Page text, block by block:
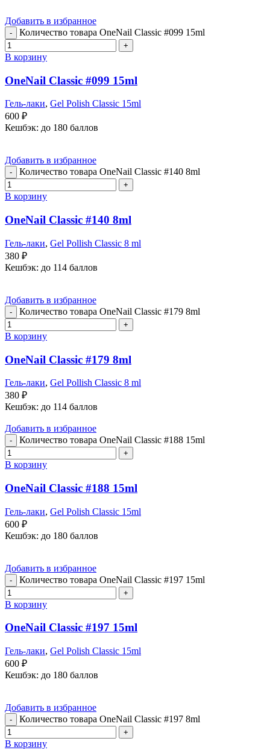
Добавить в избранное
Количество товара OneNail Classic #099 15ml
В корзину
OneNail Classic #099 15ml
Гель-лаки, Gel Polish Classic 15ml
600 ₽
Кешбэк: до 180 баллов
Добавить в избранное
Количество товара OneNail Classic #140 8ml
В корзину
OneNail Classic #140 8ml
Гель-лаки, Gel Pollish Classic 8 ml
380 ₽
Кешбэк: до 114 баллов
Добавить в избранное
Количество товара OneNail Classic #179 8ml
В корзину
OneNail Classic #179 8ml
Гель-лаки, Gel Pollish Classic 8 ml
380 ₽
Кешбэк: до 114 баллов
Добавить в избранное
Количество товара OneNail Classic #188 15ml
В корзину
OneNail Classic #188 15ml
Гель-лаки, Gel Polish Classic 15ml
600 ₽
Кешбэк: до 180 баллов
Добавить в избранное
Количество товара OneNail Classic #197 15ml
В корзину
OneNail Classic #197 15ml
Гель-лаки, Gel Polish Classic 15ml
600 ₽
Кешбэк: до 180 баллов
Добавить в избранное
Количество товара OneNail Classic #197 8ml
В корзину